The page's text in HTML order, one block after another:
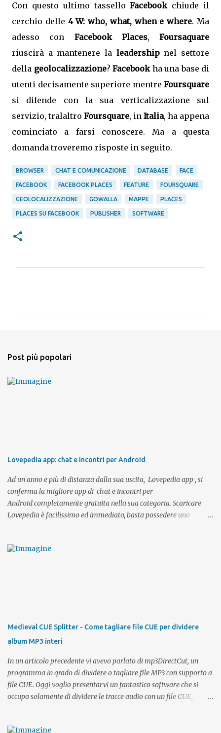
Con questo ultimo tasselloFacebookchiude il
cerchio delle 4 W: who, what, when e where. Ma
adesso con Facebook Places, Foursaquare
riuscirà a mantenere la leadershipnel settore
della geolocalizzazione? Facebookha una base di
utenti decisamente superiore mentre Foursquare
si difende con la sua verticalizzazione sul
servizio, tralaltro Foursquare, in Italia, ha appena
cominciato a farsi conoscere. Ma a questa
domanda troveremo risposte in seguito.
BROWSER CHAT E COMUNICAZIONE DATABASE FACE
FACEBOOK FACEBOOK PLACES FEATURE FOURSQUARE
GEOLOCALIZZAZIONE GOWALLA MAPPE PLACES
PLACES SU FACEBOOK PUBLISHER SOFTWARE
i
Post più popolari
Lovepedia app: chat e incontri per Android
Ad un anno e più di distanza dalla sua uscita, Lovepedia app , si
conferma la migliore app di chat e incontri per
Android completamente gratuita nella sua categoria. Scaricare
Lovepedia è facilissimo ed immediato, basta possedere uno
l'app potrete registrarvi direttamente con il vostro account Google
potrete sempre avere la possibilità di restare connessi ai vostri
contatti e cercarne di nuovi. Che sia per cercare l'anima gemella o
fare nuovi incontri, Lovepedia App è affidabile, sicura e 100%
gratis ...
Medieval CUE Splitter - Come tagliare file CUE per dividere
album MP3 interi
In un articolo precedente vi avevo parlato di mp3DirectCut, un
programma in grado di dividere o tagliare file MP3 con supporto a
file CUE. Oggi voglio presentarvi un fantastico software che si
occupa solamente di dividere le tracce audio con un file CUE,